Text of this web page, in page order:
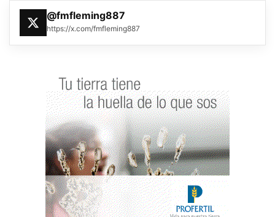
@fmfleming887
https://x.com/fmfleming887